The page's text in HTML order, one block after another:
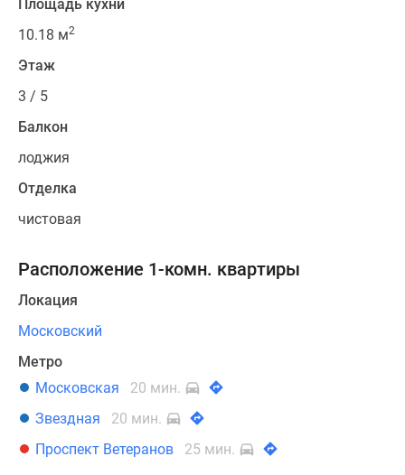
Площадь кухни
10.18 м2
Этаж
3 / 5
Балкон
лоджия
Отделка
чистовая
Расположение 1-комн. квартиры
Локация
Московский
Метро
Московская
20 мин.
Звездная
20 мин.
Проспект Ветеранов
25 мин.